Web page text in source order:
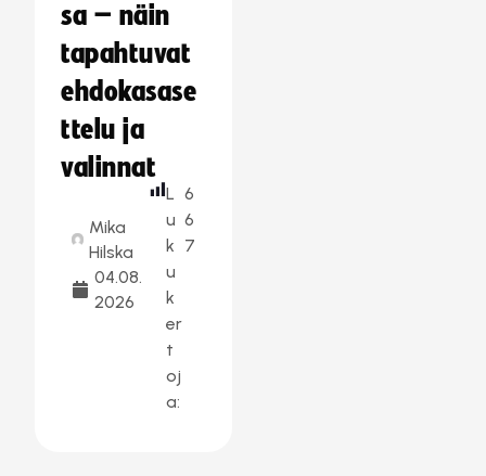
sa – näin
tapahtuvat
ehdokasase
ttelu ja
valinnat
Mika
Hilska
04.08.
2026
L
u
k
u
k
er
t
oj
a:
6
6
7